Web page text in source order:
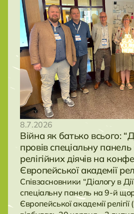
8.7.2026
Війна як батько всього:
провів спеціальну панель
релігійних діячів на
Європейської академії
Співзасновники “Діалогу в
спеціальну панель на 9-й
Європейської академії